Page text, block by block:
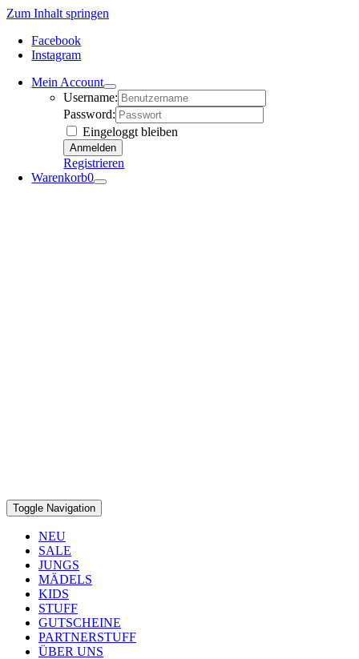
Zum Inhalt springen
Facebook
Instagram
Mein Account
Username:
Password:
Eingeloggt bleiben
Registrieren
Warenkorb0
Toggle Navigation
NEU
SALE
JUNGS
MÄDELS
KIDS
STUFF
GUTSCHEINE
PARTNERSTUFF
ÜBER UNS